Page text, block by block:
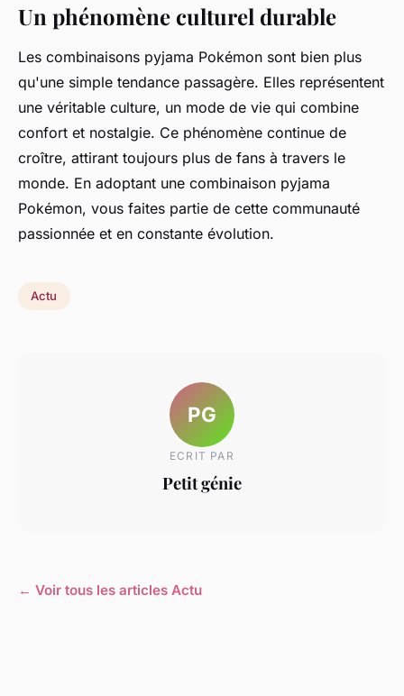
Un phénomène culturel durable
Les combinaisons pyjama Pokémon sont bien plus
qu'une simple tendance passagère. Elles représentent
une véritable culture, un mode de vie qui combine
confort et nostalgie. Ce phénomène continue de
croître, attirant toujours plus de fans à travers le
monde. En adoptant une combinaison pyjama
Pokémon, vous faites partie de cette communauté
passionnée et en constante évolution.
Actu
PG
ECRIT PAR
Petit génie
← Voir tous les articles Actu